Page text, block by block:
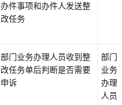
数
据
设
计
办件事项和办件人发送整
改任务
部门业务办理人员收到整
改任务单后判断是否需要
申诉
部门
业务
办理
人员